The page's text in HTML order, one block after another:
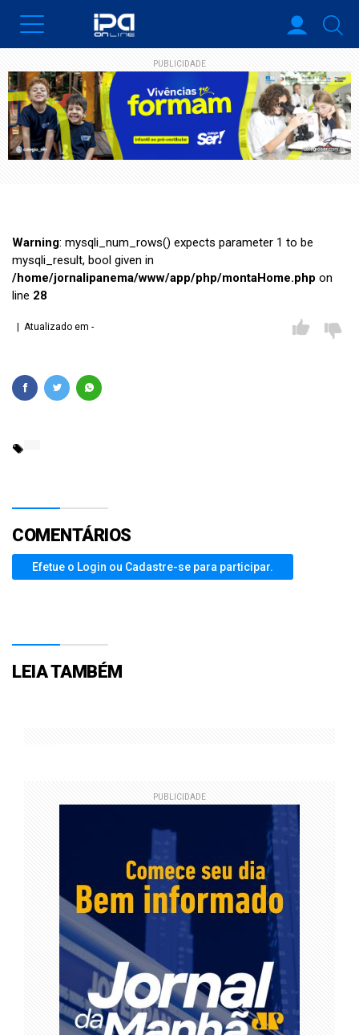
PUBLICIDADE
Warning: mysqli_num_rows() expects parameter 1 to be
mysqli_result, bool given in
/home/jornalipanema/www/app/php/montaHome.php on
line 28
| Atualizado em -
COMENTÁRIOS
Efetue o Login ou Cadastre-se para participar.
LEIA TAMBÉM
PUBLICIDADE